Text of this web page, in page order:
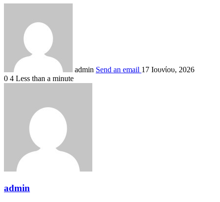
admin Send an email 17 Ιουνίου, 2026
0 4 Less than a minute
admin